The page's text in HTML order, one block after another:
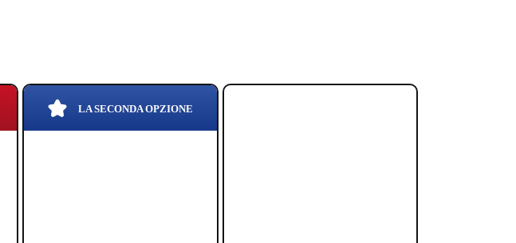
LA SECONDA OPZIONE